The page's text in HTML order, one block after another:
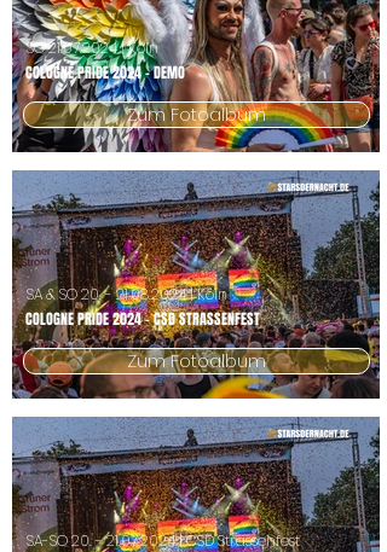
COLOGNE PRIDE 2024 - DEMO
SO21.07.2024| Köln
Zum Fotoalbum
COLOGNE PRIDE 2024 - CSD STRASSENFEST
SA & SO20. - 21.08.2024| Köln
Zum Fotoalbum
SA-SO20. - 21.07.2024| CSD Strassenfest